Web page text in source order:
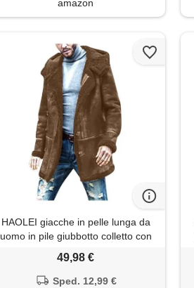
amazon
HAOLEI giacche in pelle lunga da
uomo in pile giubbotto colletto con
risvolto imbottito aviatore cappotto
in finta di montone cappotti in
morbida pelle di pecora vintage
49,98 €
Sped. 12,99 €